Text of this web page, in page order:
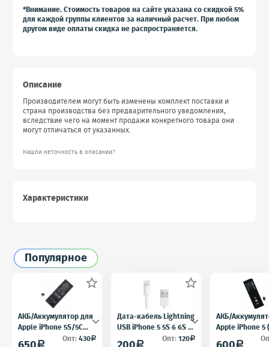
*Внимание. Стоимость товаров на сайте указана со скидкой 5%
для каждой группы клиентов за наличный расчет. При любом
другом виде оплаты скидка не распространяется.
Описание
Производителем могут быть изменены комплект поставки и
страна производства без предварительного уведомления,
вследствие чего на момент продажи конкретного товара они
могут отличаться от указанных.
Нашли неточность в описании?
Характеристики
Популярное

АКБ/Аккумулятор для
Apple iPhone 5S/5C
(Айфон 5C/5Ц) тех.
a Опт:430a

Дата-кабель Lightning
USB iPhone 5 5S 6 6S 7
для iPad 4 iPad mini
a Опт:120a
АКБ/
Apple iPhone
5) тех.
a